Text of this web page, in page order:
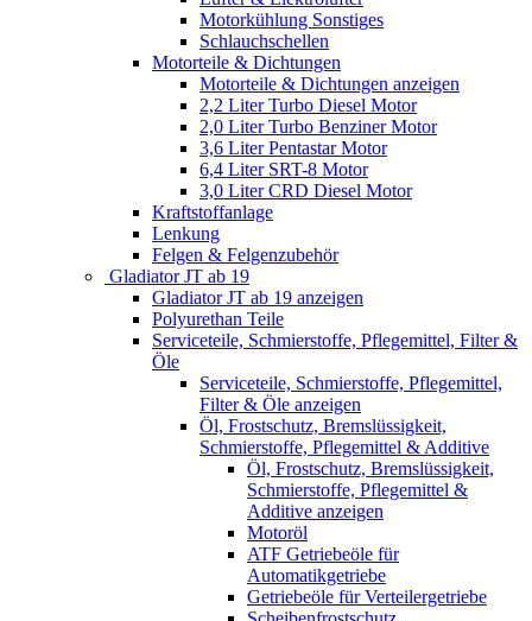
Motorkühlung Sonstiges
Schlauchschellen
Motorteile & Dichtungen
Motorteile & Dichtungen anzeigen
2,2 Liter Turbo Diesel Motor
2,0 Liter Turbo Benziner Motor
3,6 Liter Pentastar Motor
6,4 Liter SRT-8 Motor
3,0 Liter CRD Diesel Motor
Kraftstoffanlage
Lenkung
Felgen & Felgenzubehör
Gladiator JT ab 19
Gladiator JT ab 19 anzeigen
Polyurethan Teile
Serviceteile, Schmierstoffe, Pflegemittel, Filter &
Öle
Serviceteile, Schmierstoffe, Pflegemittel,
Filter & Öle anzeigen
Öl, Frostschutz, Bremslüssigkeit,
Schmierstoffe, Pflegemittel & Additive
Öl, Frostschutz, Bremslüssigkeit,
Schmierstoffe, Pflegemittel &
Additive anzeigen
Motoröl
ATF Getriebeöle für
Automatikgetriebe
Getriebeöle für Verteilergetriebe